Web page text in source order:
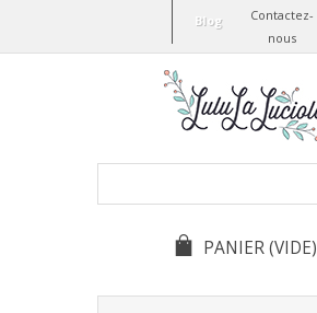
Contactez-
nous
Blog
PANIER(VIDE)